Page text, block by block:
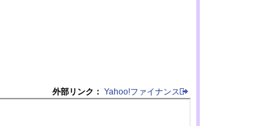
外部リンク： Yahoo!ファイナンス